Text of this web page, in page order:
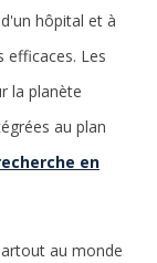
hôpital et à
efficaces. Les
la planète
au plan
en
au monde